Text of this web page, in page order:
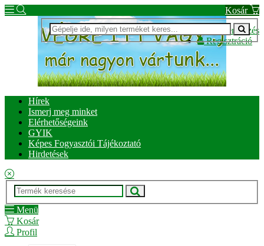
Kosár
Bejelentkezés
Regisztráció
Hírek
Ismerj meg minket
Elérhetőségeink
GYIK
Képes Fogyasztói Tájékoztató
Hirdetések
Menü
Kosár
Profil